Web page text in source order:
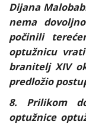
Dijana
nema
počinili
optužnicu
branitelj XIV
predložio
8. Prilikom
optužnice